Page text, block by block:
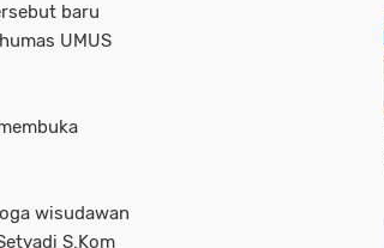
baru
UMUS
wisudawan
S.Kom